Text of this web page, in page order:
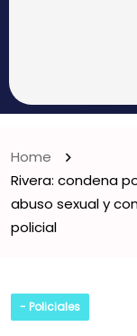
Home
Rivera: condena
abuso sexual y
policial
- Policiales